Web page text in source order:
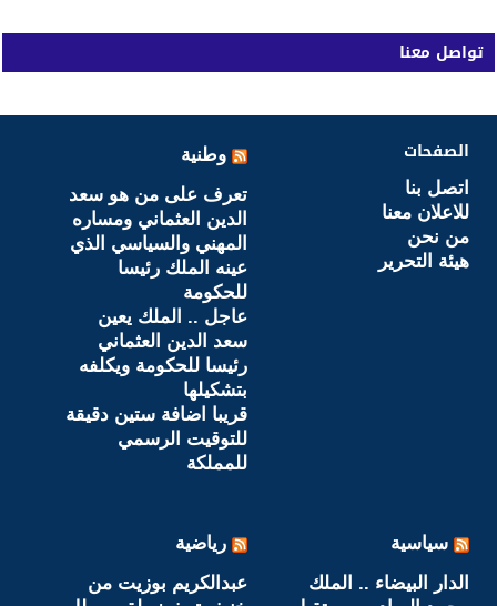
تواصل معنا
الصفحات
اتصل بنا
للاعلان معنا
من نحن
هيئة التحرير
وطنية
تعرف على من هو سعد
الدين العثماني ومساره
المهني والسياسي الذي
عينه الملك رئيسا
للحكومة
عاجل .. الملك يعين
سعد الدين العثماني
رئيسا للحكومة ويكلفه
بتشكيلها
قريبا اضافة ستين دقيقة
للتوقيت الرسمي
للمملكة
سياسية
الدار البيضاء .. الملك
رياضية
عبدالكريم بوزيت من